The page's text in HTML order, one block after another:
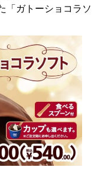
「ガトーショコラソ